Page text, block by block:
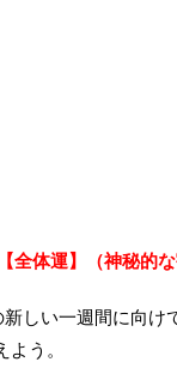
全体運】（神秘的
しい一週間に向け
う。